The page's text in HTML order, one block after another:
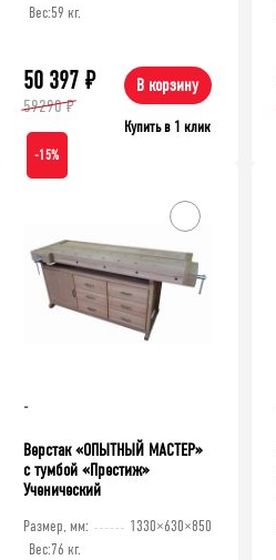
56 683
Верстак TNC 141.15.2-1
Вес:59 кг.
50 397 ₽
59290 ₽
В корзину
Купить в 1 клик
-15%
-
Верстак «ОПЫТНЫЙ МАСТЕР»
с тумбой «Престиж»
Ученический
Размер, мм:
1330×630×850
Вес:76 кг.